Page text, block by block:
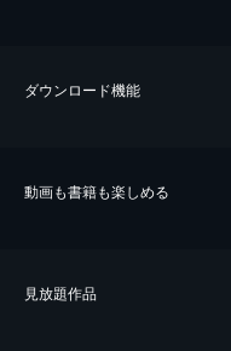
ダウンロード機能
動画も書籍も楽しめる
⾒放題作品